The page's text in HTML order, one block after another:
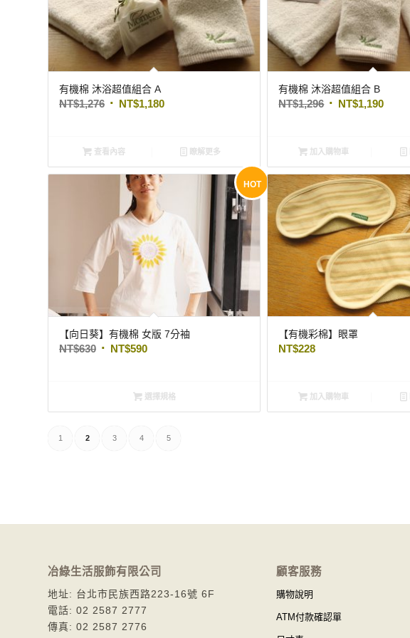
有機棉 沐浴超值組合 A
NT$1,276 NT$1,180
查看內容 瞭解更多
有機棉 沐浴超值組合 B
NT$1,296 NT$1,190
加入購物車
HOT
【向日葵】有機棉 女版 7分袖
NT$630 NT$590
選擇規格
【有機彩棉】眼罩
NT$228
加入購物車
1 2 3 4 5
冶綠生活服飾有限公司
地址: 台北市民族西路223-16號 6F
電話: 02 2587 2777
傳真: 02 2587 2776
顧客服務
購物說明
ATM付款確認單